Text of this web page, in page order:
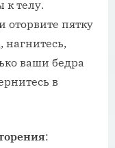
к телу.
оторвите пятку
нагнитесь,
ваши бедра
в
: